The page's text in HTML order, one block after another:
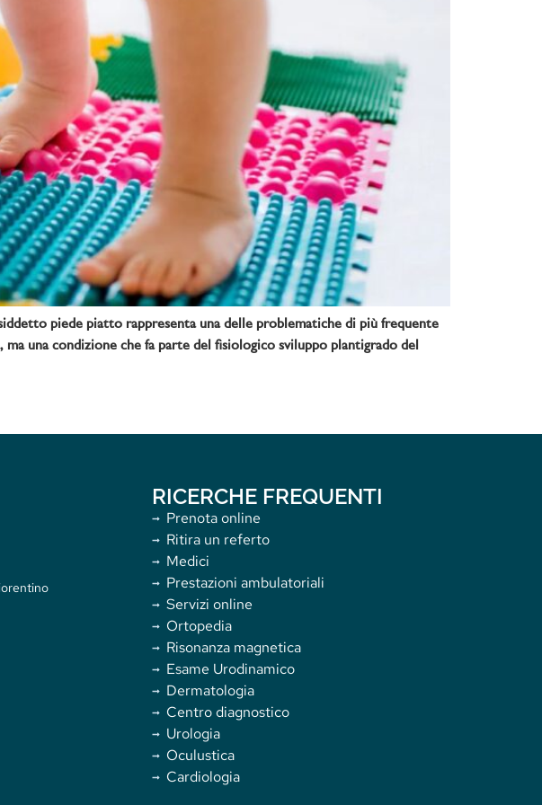
piede piatto rappresenta una delle problematiche di più frequente
una condizione che fa parte del fisiologico sviluppo plantigrado del
RICERCHE FREQUENTI
Prenota online
Ritira un referto
Medici
Prestazioni ambulatoriali
Servizi online
Ortopedia
Risonanza magnetica
Esame Urodinamico
Dermatologia
Centro diagnostico
Urologia
Oculustica
Cardiologia